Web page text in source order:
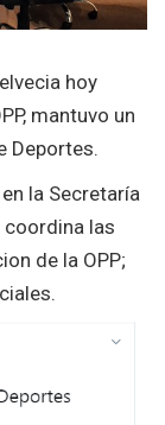
hoy
mantuvo un
Deportes.
la Secretaría
coordina las
de la OPP;